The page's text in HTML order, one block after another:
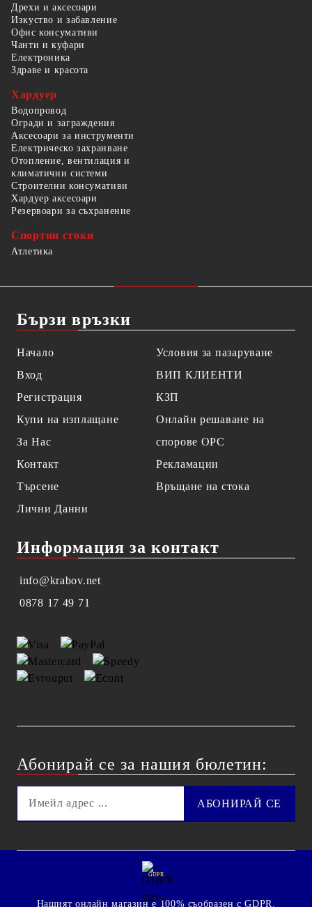
Дрехи и аксесоари
Изкуство и забавление
Офис консумативи
Чанти и куфари
Електроника
Здраве и красота
Хардуер
Водопровод
Огради и заграждения
Аксесоари за инструменти
Електрическо захранване
Отопление, вентилация и
климатични системи
Строителни консумативи
Хардуер аксесоари
Резервоари за съхранение
Спортни стоки
Атлетика
Бързи връзки
Начало
Вход
Регистрация
Купи на изплащане
За Нас
Контакт
Търсене
Лични Данни
Условия за пазаруване
ВИП КЛИЕНТИ
КЗП
Онлайн решаване на
спорове OPC
Рекламации
Връщане на стока
Информация за контакт
info@krabov.net
0878 17 49 71
Абонирай се за нашия бюлетин:
GDPR
Нашият онлайн магазин е 100% съобразен с GDPR.